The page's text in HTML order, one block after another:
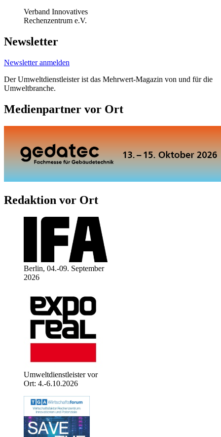
Verband Innovatives
Rechenzentrum e.V.
Newsletter
Newsletter anmelden
Der Umweltdienstleister ist das Mehrwert-Magazin von und für die
Umweltbranche.
Medienpartner vor Ort
Redaktion vor Ort
Berlin, 04.-09. September
2026
Umweltdienstleister vor
Ort: 4.-6.10.2026